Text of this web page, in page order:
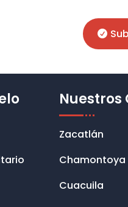
Nuestros
Zacatlán
Chamontoya
Cuacuila